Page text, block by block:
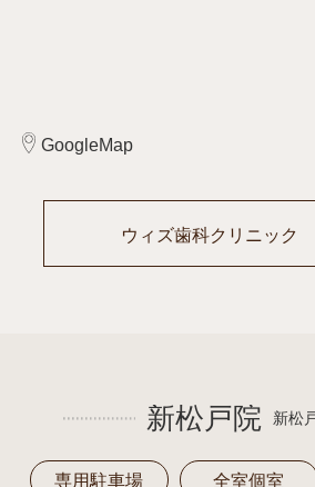
GoogleMap
ウィズ歯科クリニック
新松戸院 新松
専用駐車場 全室個室